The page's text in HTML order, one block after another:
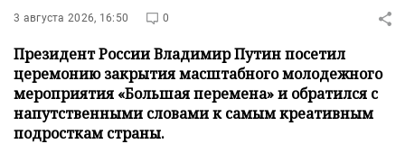
3 августа 2026, 16:50 0
Президент России Владимир Путин посетил
церемонию закрытия масштабного молодежного
мероприятия «Большая перемена» и обратился с
напутственными словами к самым креативным
подросткам страны.